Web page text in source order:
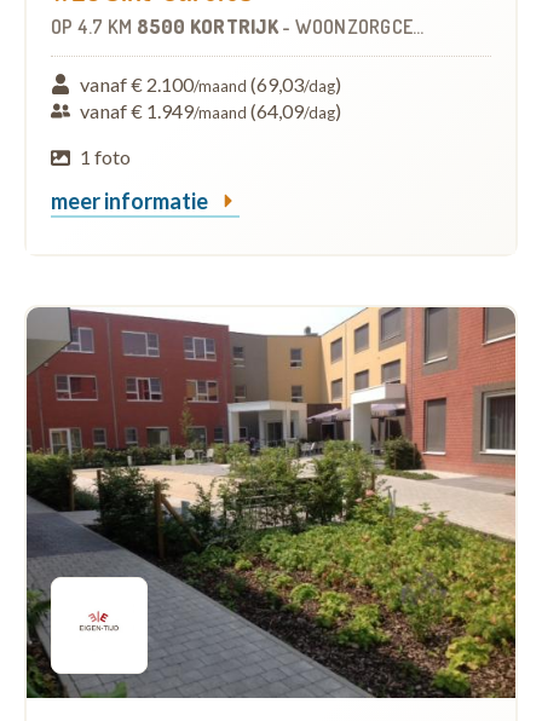
OP 4.7 KM 8500 KORTRIJK- WOONZORGCENTRUM (WZC)
vanaf € 2.100/maand (69,03/dag)
vanaf € 1.949/maand (64,09/dag)
1 foto
meer informatie